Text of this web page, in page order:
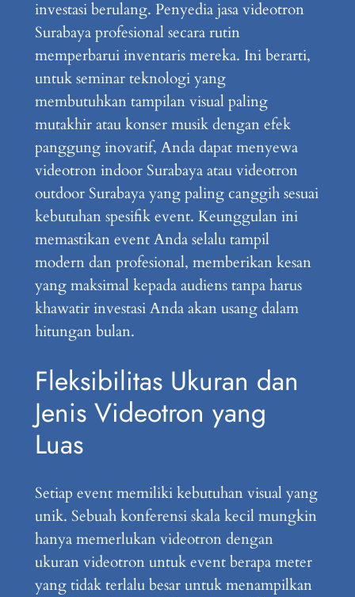
investasi berulang. Penyedia jasa videotron
Surabaya profesional secara rutin
memperbarui inventaris mereka. Ini berarti,
untuk seminar teknologi yang
membutuhkan tampilan visual paling
mutakhir atau konser musik dengan efek
panggung inovatif, Anda dapat menyewa
videotron indoor Surabaya atau videotron
outdoor Surabaya yang paling canggih sesuai
kebutuhan spesifik event. Keunggulan ini
memastikan event Anda selalu tampil
modern dan profesional, memberikan kesan
yang maksimal kepada audiens tanpa harus
khawatir investasi Anda akan usang dalam
hitungan bulan.
Fleksibilitas Ukuran dan
Jenis Videotron yang
Luas
Setiap event memiliki kebutuhan visual yang
unik. Sebuah konferensi skala kecil mungkin
hanya memerlukan videotron dengan
ukuran videotron untuk event berapa meter
yang tidak terlalu besar untuk menampilkan